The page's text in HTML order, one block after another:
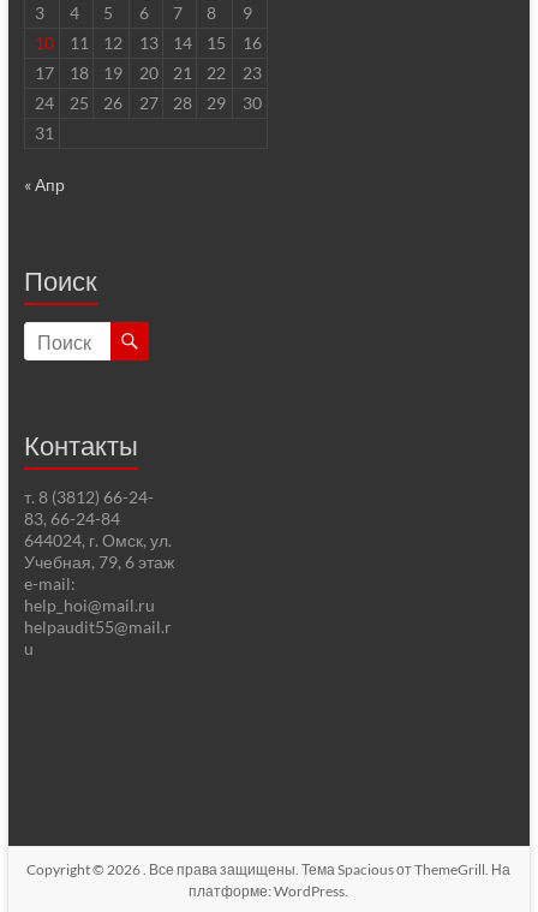
3
4 5 6 7 8
9
10
11 12 13 14 15
16
17
18 19 20 21 22
23
24
25 26 27 28 29
30
31
« Апр
Поиск
Контакты
т. 8 (3812) 66-24-
83, 66-24-84
644024, г. Омск, ул.
Учебная, 79, 6 этаж
e-mail:
help_hoi@mail.ru
helpaudit55@mail.r
u
Copyright © 2026. Все права защищены. ТемаSpaciousот ThemeGrill. На
платформе:WordPress.